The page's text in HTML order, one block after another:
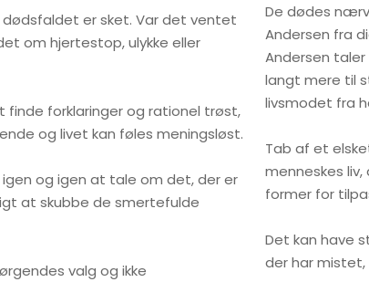
er sket. Var det ventet
om hjertestop, ulykke eller
finde forklaringer og rationel trøst,
og livet kan føles meningsløst.
og igen at tale om det, der er
at skubbe de smertefulde
valg og ikke
De dødes
Andersen fra
Andersen
langt mere til
livsmodet fra
Tab af et
menneskes
former for
Det kan have
der har